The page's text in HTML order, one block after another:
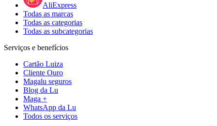
AliExpress
Todas as marcas
Todas as categorias
Todas as subcategorias
Serviços e benefícios
Cartão Luiza
Cliente Ouro
Magalu seguros
Blog da Lu
Maga +
WhatsApp da Lu
Todos os serviços